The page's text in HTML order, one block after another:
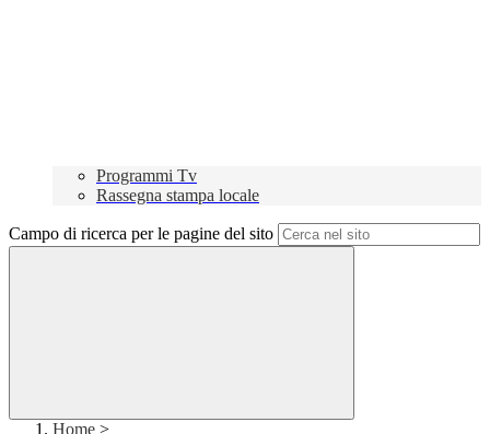
Programmi Tv
Rassegna stampa locale
Campo di ricerca per le pagine del sito
Home >